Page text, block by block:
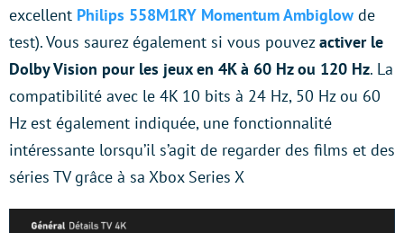
excellent Philips 558M1RY Momentum Ambiglow de
test). Vous saurez également si vous pouvezactiver le
Dolby Vision pour les jeux en 4K à 60 Hz ou 120 Hz. La
compatibilité avec le 4K 10 bits à 24 Hz, 50 Hz ou 60
Hz est également indiquée, une fonctionnalité
intéressante lorsqu’il s’agit de regarder des films et des
séries TV grâce à sa Xbox Series X